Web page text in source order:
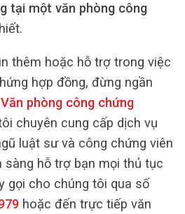
tại một văn phòng công
thêm hoặc hỗ trợ trong việc
hợp đồng, đừng ngần
Văn phòng công chứng
chuyên cung cấp dịch vụ
luật sư và công chứng viên
sàng hỗ trợ bạn mọi thủ tục
gọi cho chúng tôi qua số
hoặc đến trực tiếp văn